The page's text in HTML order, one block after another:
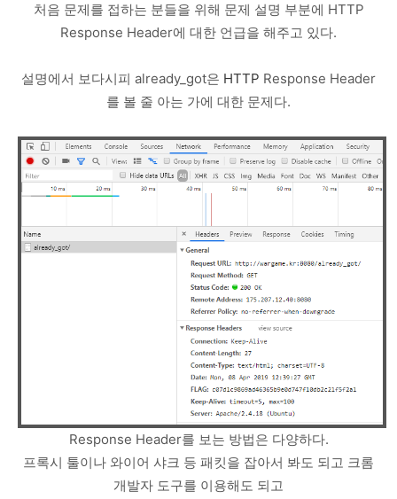
처음 문제를 접하는 분들을 위해 문제 설명 부분에 HTTP
Response Header에 대한 언급을 해주고 있다.
설명에서 보다시피 already_got은 HTTP Response Header
를 볼 줄 아는 가에 대한 문제다.
Response Header를 보는 방법은 다양하다.
프록시 툴이나 와이어 샤크 등 패킷을 잡아서 봐도 되고 크롬
개발자 도구를 이용해도 되고